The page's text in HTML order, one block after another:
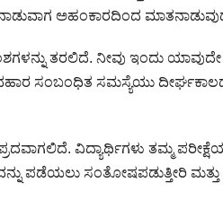
ಅಹಂಕಾರದಿಂದ
ತರಲಿದೆ. ನೀವು ಇಂದು
ಸಂಬಂಧಿತ ಸಮಸ್ಯೆಯು
ವಿದ್ಯಾರ್ಥಿಗಳು ತಮ್ಮ
ಪಡೆಯಲು ಸಂತೋಷಪಡುತ್ತೀರಿ